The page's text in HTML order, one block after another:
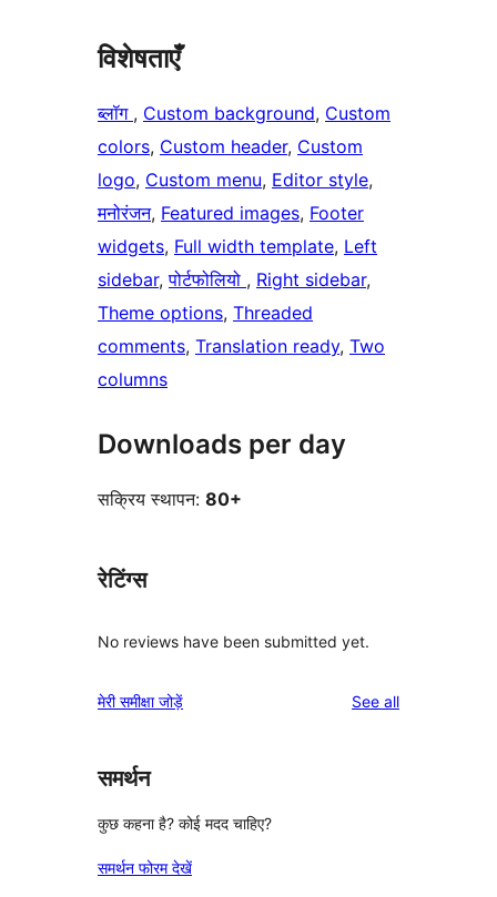
विशेषताएँ
ब्लॉग , Custom background, Custom
colors, Custom header, Custom
logo, Custom menu, Editor style
मनोरंजन, Featured images, Footer
widgets, Full width template, Left
sidebar, पोर्टफोलियो , Right sidebar
Theme options, Threaded
comments, Translation ready, Two
columns
Downloads per day
सक्रिय स्थापन: 80+
रेटिंग्स
No reviews have been submitted yet.
मेरी समीक्षा जोड़ें See allreviews
समर्थन
कुछ कहना है? कोई मदद चाहिए?
समर्थन फोरम देखें